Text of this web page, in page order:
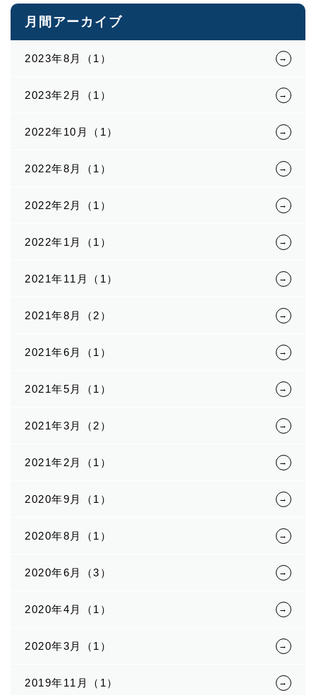
月間アーカイブ
2023年8月（1）
2023年2月（1）
2022年10月（1）
2022年8月（1）
2022年2月（1）
2022年1月（1）
2021年11月（1）
2021年8月（2）
2021年6月（1）
2021年5月（1）
2021年3月（2）
2021年2月（1）
2020年9月（1）
2020年8月（1）
2020年6月（3）
2020年4月（1）
2020年3月（1）
2019年11月（1）